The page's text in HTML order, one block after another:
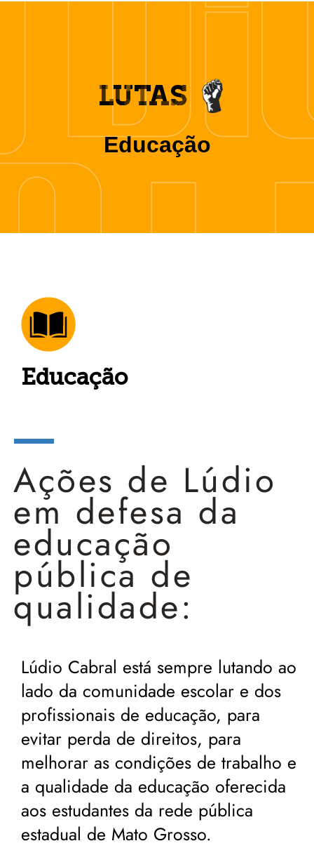
LUTAS
Educação
Educação
Ações de Lúdio
em defesa da
educação
pública de
qualidade:
Lúdio Cabral está sempre lutando ao
lado da comunidade escolar e dos
profissionais de educação, para
evitar perda de direitos, para
melhorar as condições de trabalho e
a qualidade da educação oferecida
aos estudantes da rede pública
estadual de Mato Grosso.